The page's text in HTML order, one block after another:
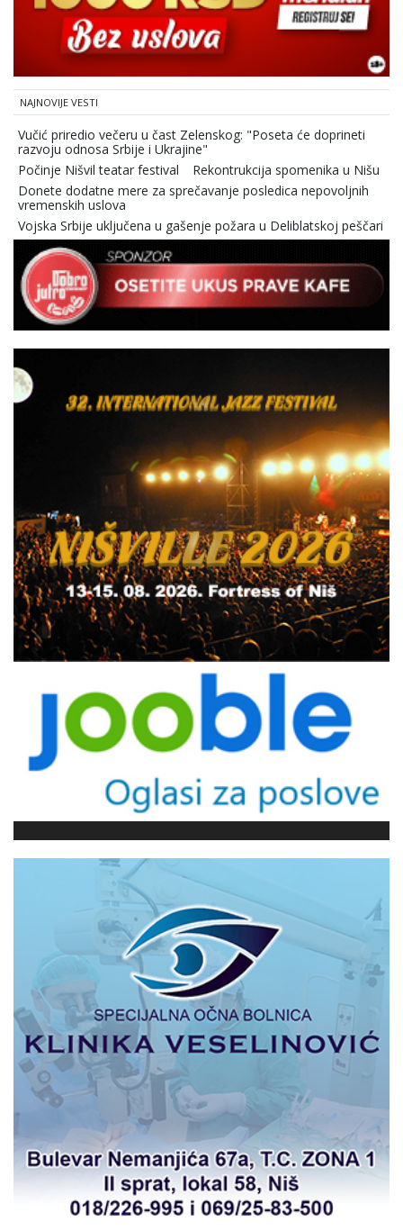
NAJNOVIJE VESTI
Vučić priredio večeru u čast Zelenskog: "Poseta će doprineti
razvoju odnosa Srbije i Ukrajine"
Počinje Nišvil teatar festival
Rekontrukcija spomenika u Nišu
Donete dodatne mere za sprečavanje posledica nepovoljnih
vremenskih uslova
Vojska Srbije uključena u gašenje požara u Deliblatskoj peščari